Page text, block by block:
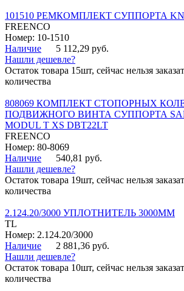
101510 РЕМКОМПЛЕКТ СУППОРТА
FREENCO
Номер: 10-1510
Наличие
5 112,29 руб.
Нашли дешевле?
Остаток товара 15шт, сейчас нельзя
количества
808069 КОМПЛЕКТ СТОПОРНЫХ
ПОДВИЖНОГО ВИНТА СУППОРТА
MODUL T XS DBT22LT
FREENCO
Номер: 80-8069
Наличие
540,81 руб.
Нашли дешевле?
Остаток товара 19шт, сейчас нельзя
количества
2.124.20/3000 УПЛОТНИТЕЛЬ 3000ММ
TL
Номер: 2.124.20/3000
Наличие
2 881,36 руб.
Нашли дешевле?
Остаток товара 10шт, сейчас нельзя
количества